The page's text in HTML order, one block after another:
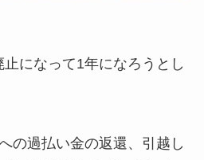
になって1年になろうとし
の過払い金の返還、引越し